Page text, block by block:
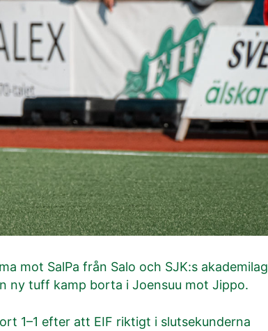
mot SalPa från Salo och SJK:s akademilag
ny tuff kamp borta i Joensuu mot Jippo.
1–1 efter att EIF riktigt i slutsekunderna